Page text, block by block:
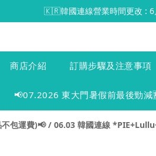
🇰🇷韓國連線營業時間更改 : 6
商店介紹 訂購步驟及注意事項
📢07.2026 東大門暑假前最後勁
包運費)📢/ 06.03 韓國連線